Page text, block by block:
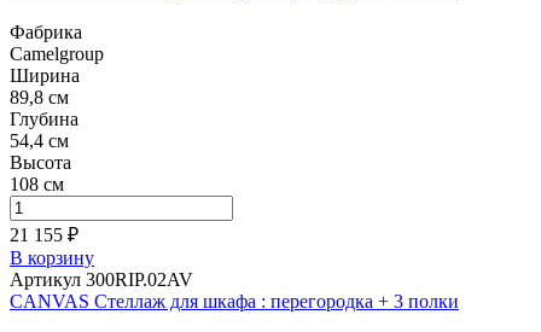
Фабрика
Camelgroup
Ширина
89,8 см
Глубина
54,4 см
Высота
108 см
21 155 ₽
В корзину
Артикул 300RIP.02AV
CANVAS Стеллаж для шкафа : перегородка + 3 полки